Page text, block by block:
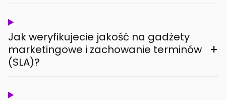
Jak weryfikujecie jakość na gadżety
marketingowe i zachowanie terminów
(SLA)?
+